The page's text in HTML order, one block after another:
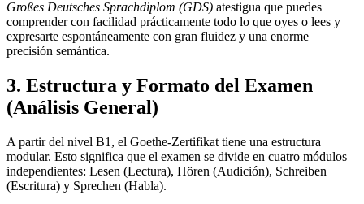
Großes Deutsches Sprachdiplom (GDS) atestigua que puedes
comprender con facilidad prácticamente todo lo que oyes o lees y
expresarte espontáneamente con gran fluidez y una enorme
precisión semántica.
3. Estructura y Formato del Examen
(Análisis General)
A partir del nivel B1, el Goethe-Zertifikat tiene una estructura
modular. Esto significa que el examen se divide en cuatro módulos
independientes: Lesen (Lectura), Hören (Audición), Schreiben
(Escritura) y Sprechen (Habla).